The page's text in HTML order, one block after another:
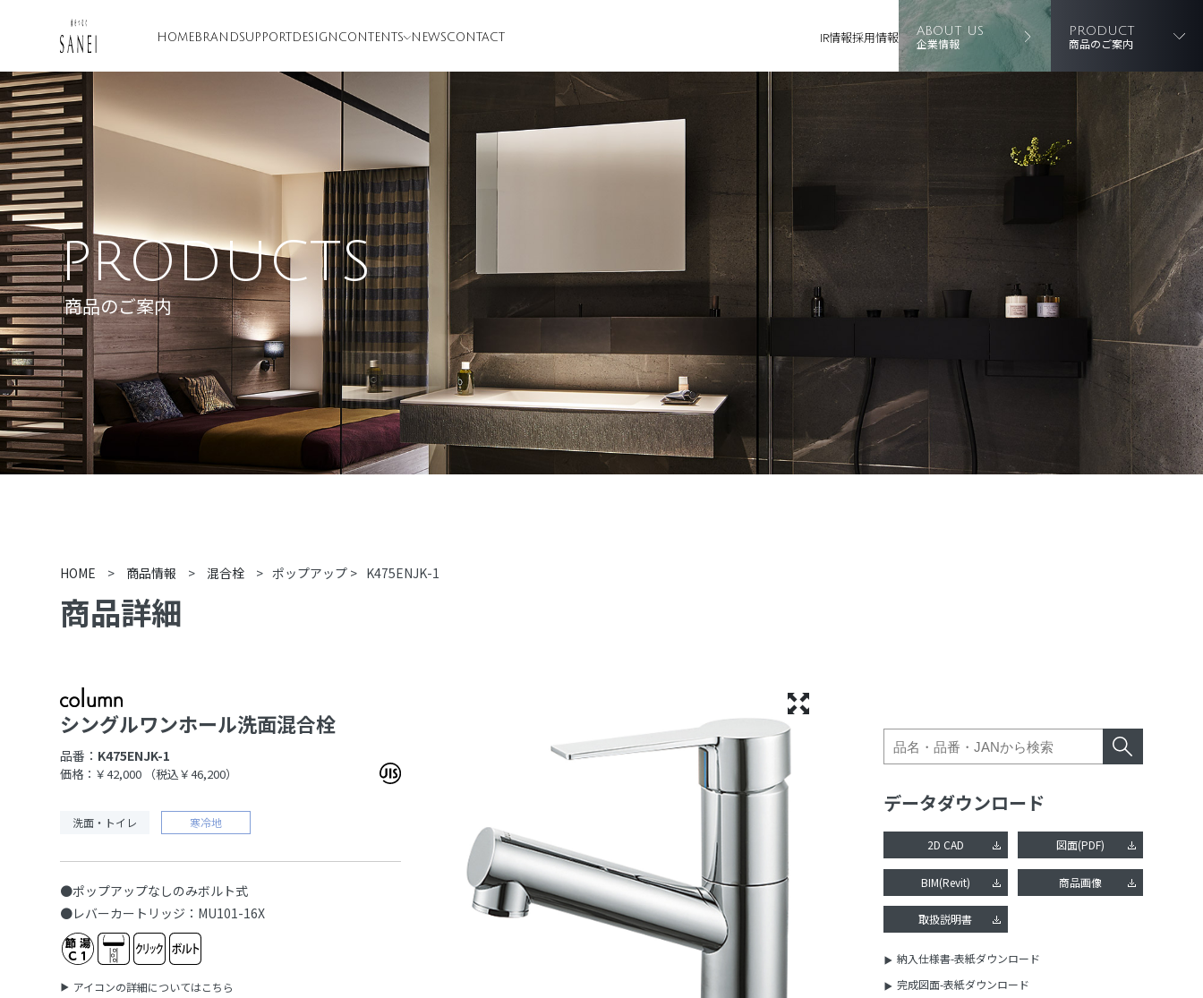
HOME BRANDSUPPORT DESIGN CONTENTS NEWSCONTACT IR情報採用情報 ABOUT US
企業情報
PRODUCT
商品のご案内
PRODUCTS
商品のご案内
HOME > 商品情報 > 混合栓 > ポップアップ > K475ENJK-1
商品詳細
シングルワンホール洗面混合栓
品番： K475ENJK-1
価格：￥42,000 （税込￥46,200）
洗面・トイレ 寒冷地
●ポップアップなしのみボルト式
●レバーカートリッジ：MU101-16X
アイコンの詳細についてはこちら
データダウンロード
2D CAD 図面(PDF)
BIM(Revit) 商品画像
取扱説明書
納入仕様書-表紙ダウンロード
完成図面-表紙ダウンロード